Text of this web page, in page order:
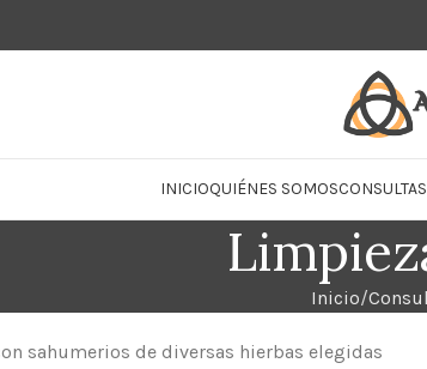
INICIOQUIÉNES SOMOSCONSULTAS
Inicio
sahumerios de diversas hierbas elegidas